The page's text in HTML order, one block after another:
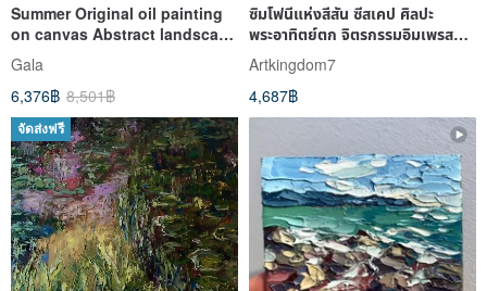
Summer Original oil painting
on canvas Abstract landscape
Impressionism Fauvism
Gala
6,376฿ 8,501฿
ซิมโฟนีแห่งสีสัน ซีสเคป ศิลปะ
พระอาทิตย์ตก จิตรกรรมอิมเพรสชั่น
นิสม์สมัยใหม่
Artkingdom7
4,687฿
จัดส่งฟรี